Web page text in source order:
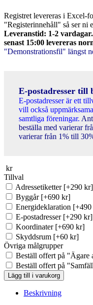
Registret levereras i Excel-
"Registerinnehåll" så ser ni
Leveranstid: 1-2
senast 15:00 levereras
"Demonstrationsfil" längst
E-postadresser till
E-postadresser är ett
vill också
samtliga föreningar.
beställa med varierar
varierar från 1% till
kr
Tillval
Adressetiketter [+290 kr]
Byggår [+690 kr]
Energideklaration
E-postadresser [+290 kr]
Koordinater [+690 kr]
Skyddsrum [+60 kr]
Övriga målgrupper
Beställ offert på "Ägare
Beställ offert på
BRF-
registret
Vindeln
Lägg till i varukorg
Beskrivning